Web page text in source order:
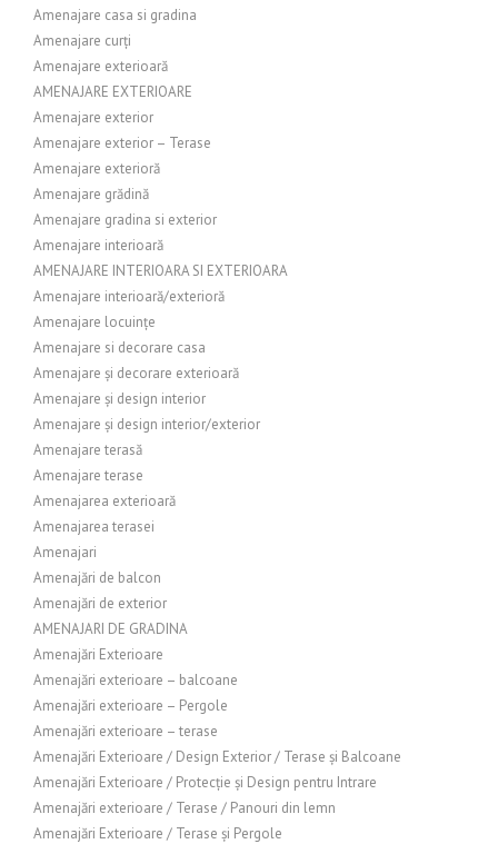
Amenajare casa si gradina
Amenajare curți
Amenajare exterioară
AMENAJARE EXTERIOARE
Amenajare exterior
Amenajare exterior – Terase
Amenajare exterioră
Amenajare grădină
Amenajare gradina si exterior
Amenajare interioară
AMENAJARE INTERIOARA SI EXTERIOARA
Amenajare interioară/exterioră
Amenajare locuințe
Amenajare si decorare casa
Amenajare și decorare exterioară
Amenajare și design interior
Amenajare și design interior/exterior
Amenajare terasă
Amenajare terase
Amenajarea exterioară
Amenajarea terasei
Amenajari
Amenajări de balcon
Amenajări de exterior
AMENAJARI DE GRADINA
Amenajări Exterioare
Amenajări exterioare – balcoane
Amenajări exterioare – Pergole
Amenajări exterioare – terase
Amenajări Exterioare / Design Exterior / Terase și Balcoane
Amenajări Exterioare / Protecție și Design pentru Intrare
Amenajări exterioare / Terase / Panouri din lemn
Amenajări Exterioare / Terase și Pergole